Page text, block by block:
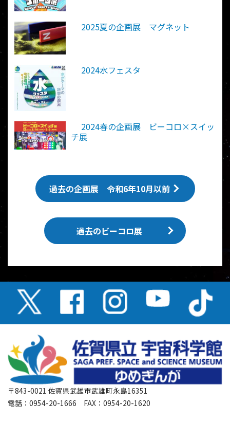
2025夏の企画展 マグネット
2024水フェスタ
2024春の企画展 ビーコロ×スイッ
チ展
過去の企画展 令和6年10月以前
過去のビーコロ展
〒843-0021 佐賀県武雄市武雄町永島16351
電話：0954-20-1666 FAX：0954-20-1620